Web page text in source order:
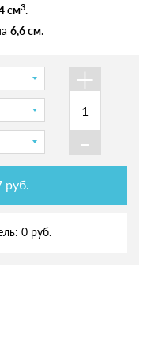
см3.
6,6 см.
+
-
руб.
0 руб.